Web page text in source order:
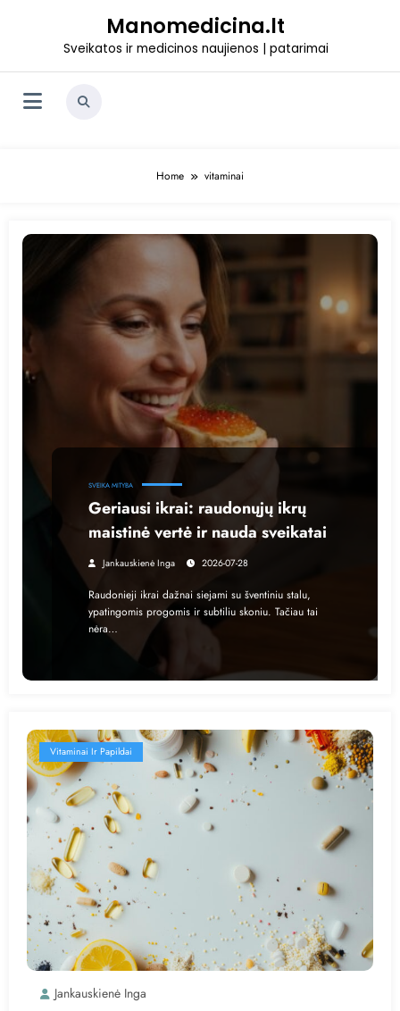
Manomedicina.lt
Sveikatos ir medicinos naujienos | patarimai
Home vitaminai
SVEIKA MITYBA
Geriausi ikrai: raudonųjų ikrų
maistinė vertė ir nauda sveikatai
Jankauskienė Inga 2026-07-28
Raudonieji ikrai dažnai siejami su šventiniu stalu,
ypatingomis progomis ir subtiliu skoniu. Tačiau tai
nėra…
Vitaminai Ir Papildai
Jankauskienė Inga